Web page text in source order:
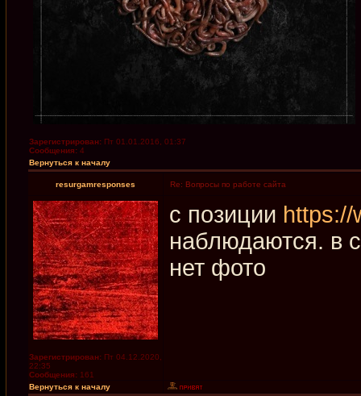
Зарегистрирован: Пт 01.01.2016, 01:37
Сообщения: 4
Вернуться к началу
resurgamresponses Re: Вопросы по работе сайта
Зарегистрирован: Пт 04.12.2020,
22:35
Сообщения: 161
с позиции https://
наблюдаются. в
нет фото
Вернуться к началу